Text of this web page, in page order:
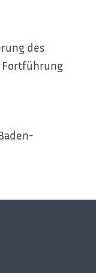
des
Fortführung